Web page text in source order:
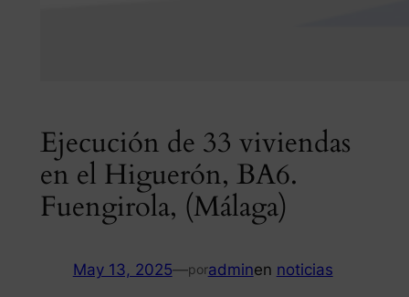
Ejecución de 33 viviendas
en el Higuerón, BA6.
Fuengirola, (Málaga)
May 13, 2025—poradminen noticias